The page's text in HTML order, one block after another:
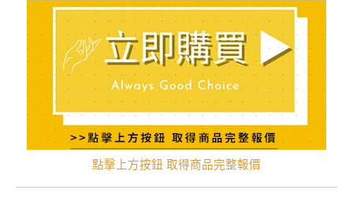
點擊上方按鈕 取得商品完整報價